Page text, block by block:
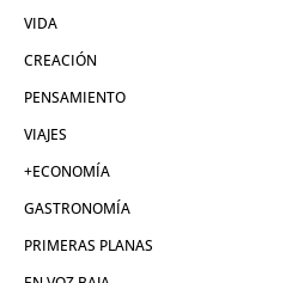
VIDA
CREACIÓN
PENSAMIENTO
VIAJES
+ECONOMÍA
GASTRONOMÍA
PRIMERAS PLANAS